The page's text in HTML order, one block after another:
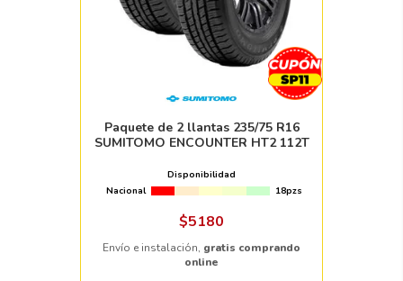
Paquete de 2 llantas 235/75 R16
SUMITOMO ENCOUNTER HT2 112T
Disponibilidad
Nacional
18pzs
$5180
Envío e instalación, gratis comprando
online